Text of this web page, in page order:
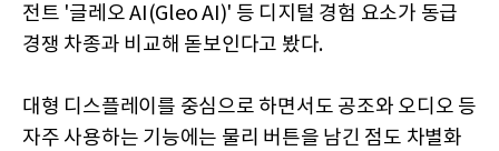
전트 '글레오 AI(Gleo AI)' 등 디지털 경험 요소가 동급
경쟁 차종과 비교해 돋보인다고 봤다.
대형 디스플레이를 중심으로 하면서도 공조와 오디오 등
자주 사용하는 기능에는 물리 버튼을 남긴 점도 차별화